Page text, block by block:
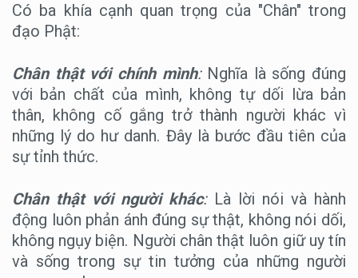
Có ba khía cạnh quan trọng của "Chân" trong
đạo Phật:
Chân thật với chính mình: Nghĩa là sống đúng
với bản chất của mình, không tự dối lừa bản
thân, không cố gắng trở thành người khác vì
những lý do hư danh. Đây là bước đầu tiên của
sự tỉnh thức.
Chân thật với người khác: Là lời nói và hành
động luôn phản ánh đúng sự thật, không nói dối,
không ngụy biện. Người chân thật luôn giữ uy tín
và sống trong sự tin tưởng của những người